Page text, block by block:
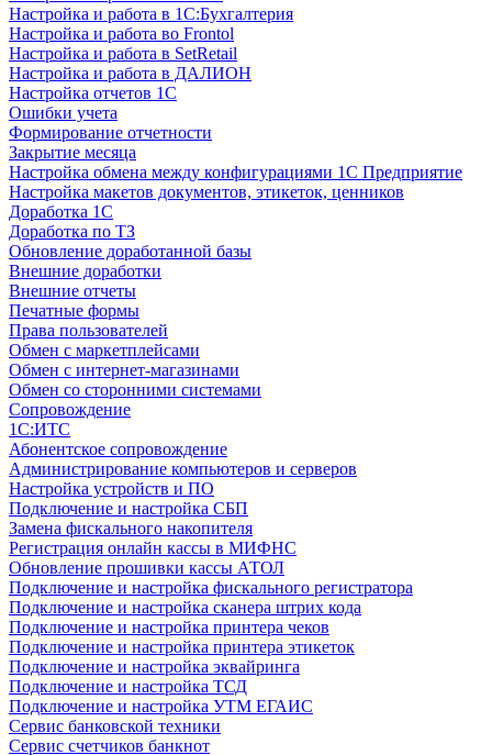
Настройка и работа в 1С:Бухгалтерия
Настройка и работа во Frontol
Настройка и работа в SetRetail
Настройка и работа в ДАЛИОН
Настройка отчетов 1С
Ошибки учета
Формирование отчетности
Закрытие месяца
Настройка обмена между конфигурациями 1С Предприятие
Настройка макетов документов, этикеток, ценников
Доработка 1С
Доработка по ТЗ
Обновление доработанной базы
Внешние доработки
Внешние отчеты
Печатные формы
Права пользователей
Обмен с маркетплейсами
Обмен с интернет-магазинами
Обмен со сторонними системами
Сопровождение
1C:ИТС
Абонентское сопровождение
Администрирование компьютеров и серверов
Настройка устройств и ПО
Подключение и настройка СБП
Замена фискального накопителя
Регистрация онлайн кассы в МИФНС
Обновление прошивки кассы АТОЛ
Подключение и настройка фискального регистратора
Подключение и настройка сканера штрих кода
Подключение и настройка принтера чеков
Подключение и настройка принтера этикеток
Подключение и настройка эквайринга
Подключение и настройка ТСД
Подключение и настройка УТМ ЕГАИС
Сервис банковской техники
Сервис счетчиков банкнот